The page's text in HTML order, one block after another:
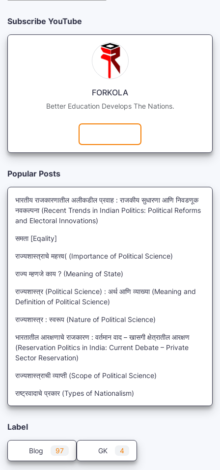
Subscribe YouTube
FORKOLA
Better Education Develops The Nations.
Popular Posts
भारतीय राजकारणातील अलीकडील प्रवाह : राजकीय सुधारणा आणि निवडणूक
नवकल्पना (Recent Trends in Indian Politics: Political Reforms
and Electoral Innovations)
समता [Eqality]
राज्यशास्त्राचे महत्त्व( (Importance of Political Science)
राज्य म्हणजे काय ? (Meaning of State)
राज्यशास्त्र (Political Science) : अर्थ आणि व्याख्या (Meaning and
Definition of Political Science)
राज्यशास्त्र : स्वरूप (Nature of Political Science)
भारतातील आरक्षणाचे राजकारण : वर्तमान वाद – खासगी क्षेत्रातील आरक्षण
(Reservation Politics in India: Current Debate – Private
Sector Reservation)
राज्यशास्त्राची व्याप्ती (Scope of Political Science)
राष्ट्रवादाचे प्रकार (Types of Nationalism)
Label
Blog 97 GK 4